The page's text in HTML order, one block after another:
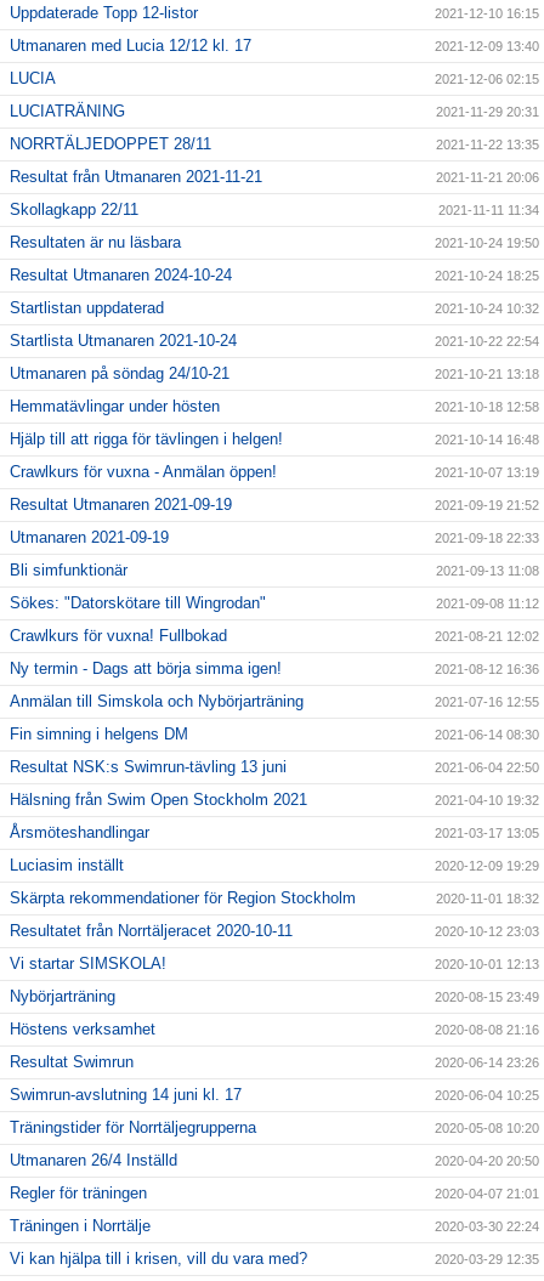
Uppdaterade Topp 12-listor 2021-12-10 16:15
Utmanaren med Lucia 12/12 kl. 17 2021-12-09 13:40
LUCIA 2021-12-06 02:15
LUCIATRÄNING 2021-11-29 20:31
NORRTÄLJEDOPPET 28/11 2021-11-22 13:35
Resultat från Utmanaren 2021-11-21 2021-11-21 20:06
Skollagkapp 22/11 2021-11-11 11:34
Resultaten är nu läsbara 2021-10-24 19:50
Resultat Utmanaren 2024-10-24 2021-10-24 18:25
Startlistan uppdaterad 2021-10-24 10:32
Startlista Utmanaren 2021-10-24 2021-10-22 22:54
Utmanaren på söndag 24/10-21 2021-10-21 13:18
Hemmatävlingar under hösten 2021-10-18 12:58
Hjälp till att rigga för tävlingen i helgen! 2021-10-14 16:48
Crawlkurs för vuxna - Anmälan öppen! 2021-10-07 13:19
Resultat Utmanaren 2021-09-19 2021-09-19 21:52
Utmanaren 2021-09-19 2021-09-18 22:33
Bli simfunktionär 2021-09-13 11:08
Sökes: "Datorskötare till Wingrodan" 2021-09-08 11:12
Crawlkurs för vuxna! Fullbokad 2021-08-21 12:02
Ny termin - Dags att börja simma igen! 2021-08-12 16:36
Anmälan till Simskola och Nybörjarträning 2021-07-16 12:55
Fin simning i helgens DM 2021-06-14 08:30
Resultat NSK:s Swimrun-tävling 13 juni 2021-06-04 22:50
Hälsning från Swim Open Stockholm 2021 2021-04-10 19:32
Årsmöteshandlingar 2021-03-17 13:05
Luciasim inställt 2020-12-09 19:29
Skärpta rekommendationer för Region Stockholm 2020-11-01 18:32
Resultatet från Norrtäljeracet 2020-10-11 2020-10-12 23:03
Vi startar SIMSKOLA! 2020-10-01 12:13
Nybörjarträning 2020-08-15 23:49
Höstens verksamhet 2020-08-08 21:16
Resultat Swimrun 2020-06-14 23:26
Swimrun-avslutning 14 juni kl. 17 2020-06-04 10:25
Träningstider för Norrtäljegrupperna 2020-05-08 10:20
Utmanaren 26/4 Inställd 2020-04-20 20:50
Regler för träningen 2020-04-07 21:01
Träningen i Norrtälje 2020-03-30 22:24
Vi kan hjälpa till i krisen, vill du vara med? 2020-03-29 12:35